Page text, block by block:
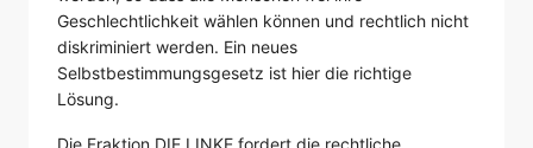
Geschlechtlichkeit wählen können und rechtlich nicht
diskriminiert werden. Ein neues
Selbstbestimmungsgesetz ist hier die richtige
Lösung.
Die Fraktion DIE LINKE fordert die rechtliche